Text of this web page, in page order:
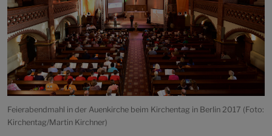
Feierabendmahl in der Auenkirche beim Kirchentag in Berlin 2017 (Foto:
Kirchentag/Martin Kirchner)